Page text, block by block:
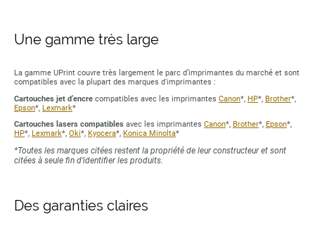
Une gamme très large
La gamme UPrint couvre très largement le parc d’imprimantes du marché et sont
compatibles avec la plupart des marques d'imprimantes :
Cartouches jet d’encre compatibles avec les imprimantes Canon*, HP*, Brother*,
Epson*, Lexmark*
Cartouches lasers compatibles avec les imprimantes Canon*, Brother*, Epson*,
HP*, Lexmark*, Oki*, Kyocera*, Konica Minolta*
*Toutes les marques citées restent la propriété de leur constructeur et sont
citées à seule fin d’identifier les produits.
Des garanties claires